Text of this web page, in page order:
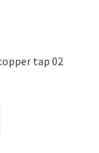
tap 02